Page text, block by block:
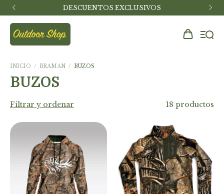
DESCUENTOS EXCLUSIVOS
INICIO / BRAMAN / BUZOS
BUZOS
Filtrar y ordenar 18 productos